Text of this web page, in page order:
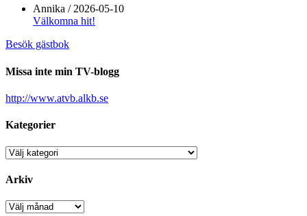
Annika /2026-05-10
Välkomna hit!
Besök gästbok
Missa inte min TV-blogg
http://www.atvb.alkb.se
Kategorier
Kategorier
Arkiv
Arkiv